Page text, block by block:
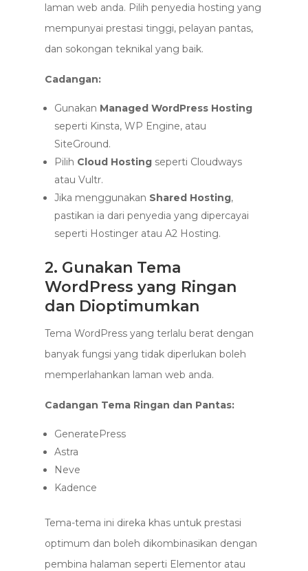
laman web anda. Pilih penyedia hosting yang
mempunyai prestasi tinggi, pelayan pantas,
dan sokongan teknikal yang baik.
Cadangan:
Gunakan Managed WordPress Hosting
seperti Kinsta, WP Engine, atau
SiteGround.
Pilih Cloud Hostingseperti Cloudways
atau Vultr.
Jika menggunakan Shared Hosting,
pastikan ia dari penyedia yang dipercayai
seperti Hostinger atau A2 Hosting.
2. Gunakan Tema
WordPress yang Ringan
dan Dioptimumkan
Tema WordPress yang terlalu berat dengan
banyak fungsi yang tidak diperlukan boleh
memperlahankan laman web anda.
Cadangan Tema Ringan dan Pantas:
GeneratePress
Astra
Neve
Kadence
Tema-tema ini direka khas untuk prestasi
optimum dan boleh dikombinasikan dengan
pembina halaman seperti Elementor atau